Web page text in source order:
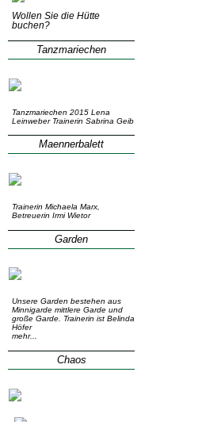
Wollen Sie die Hütte
buchen?
Tanzmariechen
Tanzmariechen 2015 Lena
Leinweber Trainerin Sabrina Geib
Maennerbalett
Trainerin Michaela Marx,
Betreuerin Irmi Wietor
Garden
Unsere Garden bestehen aus
Minnigarde mittlere Garde und
große Garde. Trainerin ist Belinda
Höfer
mehr...
Chaos